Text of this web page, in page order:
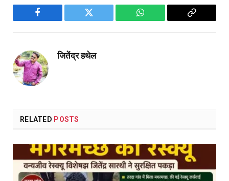
Facebook Twitter WhatsApp
Copy
जितेंद्र हथेल
RELATED POSTS